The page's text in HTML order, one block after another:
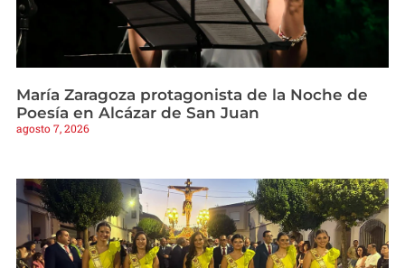
María Zaragoza protagonista de la Noche de
Poesía en Alcázar de San Juan
agosto 7, 2026